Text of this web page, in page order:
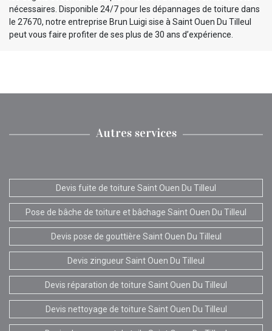
nécessaires. Disponible 24/7 pour les dépannages de toiture dans
le 27670, notre entreprise Brun Luigi sise à Saint Ouen Du Tilleul
peut vous faire profiter de ses plus de 30 ans d’expérience.
Autres services
Devis fuite de toiture Saint Ouen Du Tilleul
Pose de bâche de toiture et bâchage Saint Ouen Du Tilleul
Devis pose de gouttière Saint Ouen Du Tilleul
Devis zingueur Saint Ouen Du Tilleul
Devis réparation de toiture Saint Ouen Du Tilleul
Devis nettoyage de toiture Saint Ouen Du Tilleul